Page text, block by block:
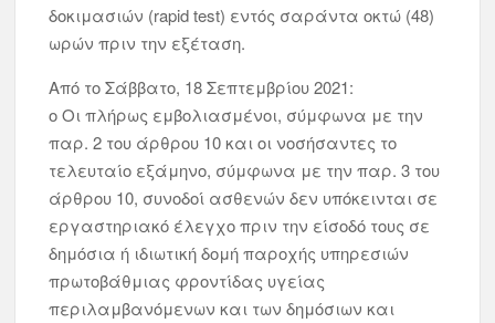
δοκιμασιών (rapid test) εντός σαράντα οκτώ (48)
ωρών πριν την εξέταση.
Από το Σάββατο, 18 Σεπτεμβρίου 2021:
ο Οι πλήρως εμβολιασμένοι, σύμφωνα με την
παρ. 2 του άρθρου 10 και οι νοσήσαντες το
τελευταίο εξάμηνο, σύμφωνα με την παρ. 3 του
άρθρου 10, συνοδοί ασθενών δεν υπόκεινται σε
εργαστηριακό έλεγχο πριν την είσοδό τους σε
δημόσια ή ιδιωτική δομή παροχής υπηρεσιών
πρωτοβάθμιας φροντίδας υγείας
περιλαμβανόμενων και των δημόσιων και